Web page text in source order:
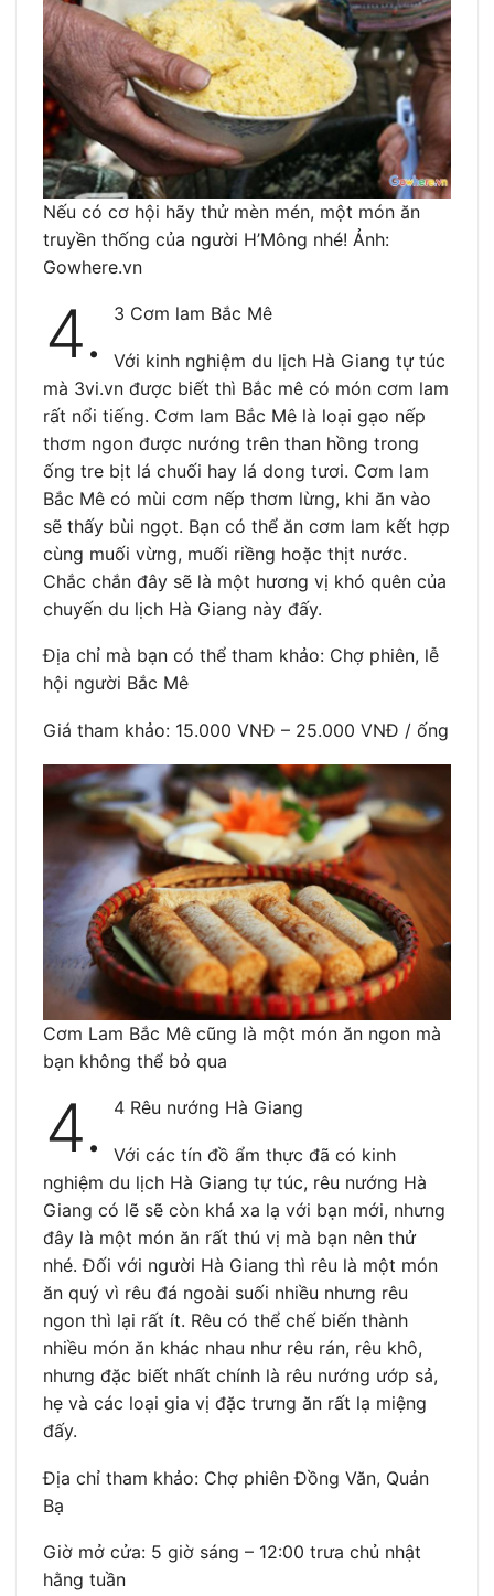
Nếu có cơ hội hãy thử mèn mén, một món ăn
truyền thống của người H’Mông nhé! Ảnh:
Gowhere.vn
4. 3 Cơm lam Bắc Mê
Với kinh nghiệm du lịch Hà Giang tự túc
mà 3vi.vn được biết thì Bắc mê có món cơm lam
rất nổi tiếng. Cơm lam Bắc Mê là loại gạo nếp
thơm ngon được nướng trên than hồng trong
ống tre bịt lá chuối hay lá dong tươi. Cơm lam
Bắc Mê có mùi cơm nếp thơm lừng, khi ăn vào
sẽ thấy bùi ngọt. Bạn có thể ăn cơm lam kết hợp
cùng muối vừng, muối riềng hoặc thịt nước.
Chắc chắn đây sẽ là một hương vị khó quên của
chuyến du lịch Hà Giang này đấy.
Địa chỉ mà bạn có thể tham khảo: Chợ phiên, lễ
hội người Bắc Mê
Giá tham khảo: 15.000 VNĐ – 25.000 VNĐ / ống
Cơm Lam Bắc Mê cũng là một món ăn ngon mà
bạn không thể bỏ qua
4. 4 Rêu nướng Hà Giang
Với các tín đồ ẩm thực đã có kinh
nghiệm du lịch Hà Giang tự túc, rêu nướng Hà
Giang có lẽ sẽ còn khá xa lạ với bạn mới, nhưng
đây là một món ăn rất thú vị mà bạn nên thử
nhé. Đối với người Hà Giang thì rêu là một món
ăn quý vì rêu đá ngoài suối nhiều nhưng rêu
ngon thì lại rất ít. Rêu có thể chế biến thành
nhiều món ăn khác nhau như rêu rán, rêu khô,
nhưng đặc biết nhất chính là rêu nướng ướp sả,
hẹ và các loại gia vị đặc trưng ăn rất lạ miệng
đấy.
Địa chỉ tham khảo: Chợ phiên Đồng Văn, Quản
Bạ
Giờ mở cửa: 5 giờ sáng – 12:00 trưa chủ nhật
hằng tuần